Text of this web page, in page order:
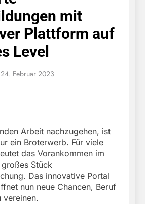
mit
Plattform auf
Level
24. Februar 2023
Arbeit nachzugehen, ist
ein Broterwerb. Für viele
das Vorankommen im
Stück
Das innovative Portal
nun neue Chancen, Beruf
vereinen.